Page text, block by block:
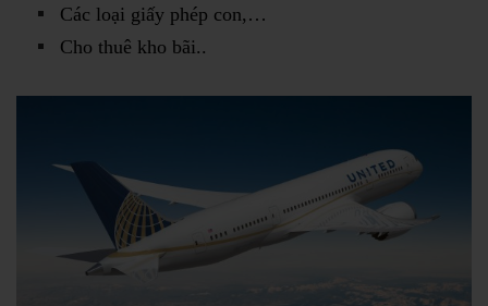
Các loại giấy phép con,…
Cho thuê kho bãi..